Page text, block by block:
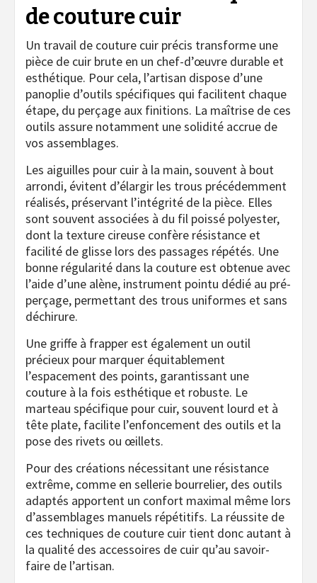
de couture cuir
Un travail de couture cuir précis transforme une
pièce de cuir brute en un chef-d’œuvre durable et
esthétique. Pour cela, l’artisan dispose d’une
panoplie d’outils spécifiques qui facilitent chaque
étape, du perçage aux finitions. La maîtrise de ces
outils assure notamment une solidité accrue de
vos assemblages.
Les aiguilles pour cuir à la main, souvent à bout
arrondi, évitent d’élargir les trous précédemment
réalisés, préservant l’intégrité de la pièce. Elles
sont souvent associées à du fil poissé polyester,
dont la texture cireuse confère résistance et
facilité de glisse lors des passages répétés. Une
bonne régularité dans la couture est obtenue avec
l’aide d’une alène, instrument pointu dédié au pré-
perçage, permettant des trous uniformes et sans
déchirure.
Une griffe à frapper est également un outil
précieux pour marquer équitablement
l’espacement des points, garantissant une
couture à la fois esthétique et robuste. Le
marteau spécifique pour cuir, souvent lourd et à
tête plate, facilite l’enfoncement des outils et la
pose des rivets ou œillets.
Pour des créations nécessitant une résistance
extrême, comme en sellerie bourrelier, des outils
adaptés apportent un confort maximal même lors
d’assemblages manuels répétitifs. La réussite de
ces techniques de couture cuir tient donc autant à
la qualité des accessoires de cuir qu’au savoir-
faire de l’artisan.